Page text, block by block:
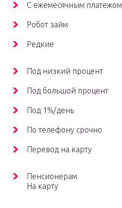
С ежемесячным платежом
Робот займ
Редкие
Под низкий процент
Под большой процент
Под 1%/день
По телефону срочно
Перевод на карту
Пенсионерам
На карту